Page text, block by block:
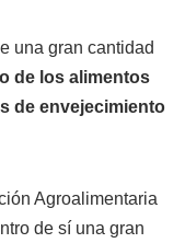
una gran cantidad
de los alimentos
de envejecimiento
Agroalimentaria
de sí una gran